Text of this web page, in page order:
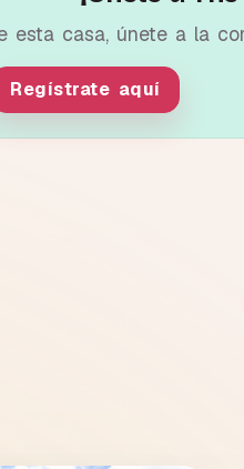
esta casa, únete a la
Regístrate aquí